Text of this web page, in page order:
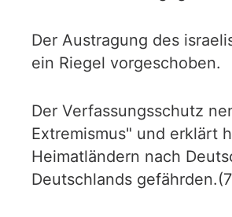
Der Austragung des
ein Riegel vorgeschoben.
Der Verfassungsschutz
Extremismus" und erklärt
Heimatländern nach
Deutschlands